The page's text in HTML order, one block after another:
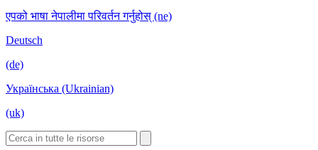
एपको भाषा नेपालीमा परिवर्तन गर्नुहोस् (ne)
Deutsch
(de)
Українська (Ukrainian)
(uk)